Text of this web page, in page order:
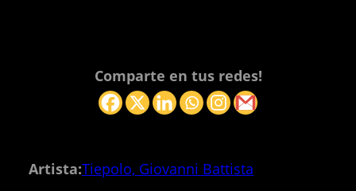
Comparte en tus redes!
Artista:Tiepolo, Giovanni Battista